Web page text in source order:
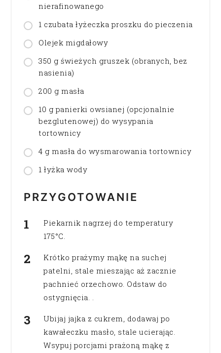
nierafinowanego
1 czubata łyżeczka proszku do pieczenia
Olejek migdałowy
350 g świeżych gruszek (obranych, bez
nasienia)
200 g masła
10 g panierki owsianej (opcjonalnie
bezglutenowej) do wysypania
tortownicy
4 g masła do wysmarowania tortownicy
1 łyżka wody
PRZYGOTOWANIE
Piekarnik nagrzej do temperatury
175°C.
Krótko prażymy mąkę na suchej
patelni, stale mieszając aż zacznie
pachnieć orzechowo. Odstaw do
ostygnięcia. .
Ubijaj jajka z cukrem, dodawaj po
kawałeczku masło, stale ucierając.
Wsypuj porcjami prażoną mąkę z